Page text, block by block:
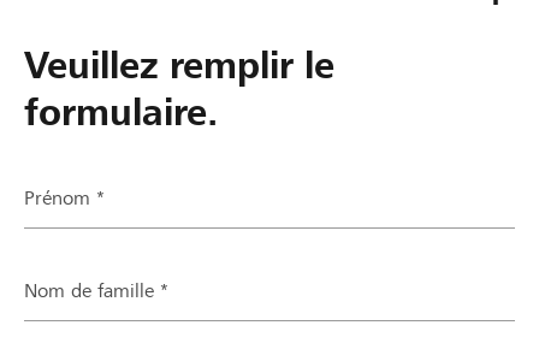
Veuillez remplir le
formulaire.
Prénom *
Nom de famille *